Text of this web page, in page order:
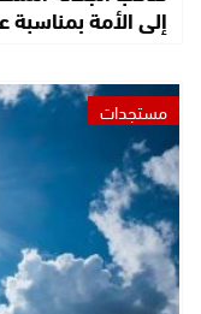
إلى الأمة
مستجدات